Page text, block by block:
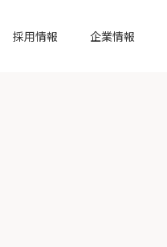
採用情報 企業情報